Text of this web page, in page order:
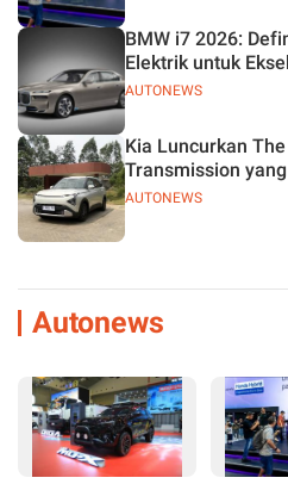
AUTONEWS
BMW i7 2026:
Elektrik untuk
AUTONEWS
Kia Luncurkan
Transmission
Autonews